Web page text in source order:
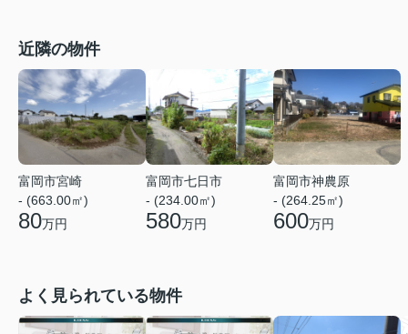
近隣の物件
富岡市宮崎
- (663.00㎡)
80万円
富岡市七日市
- (234.00㎡)
580万円
富岡市神農原
- (264.25㎡)
600万円
よく見られている物件